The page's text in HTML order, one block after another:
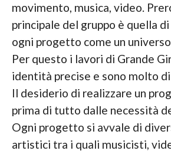
movimento, musica, video.
principale del gruppo è quella
ogni progetto come un
Per questo i lavori di Grande
identità precise e sono molto
Il desiderio di realizzare un
prima di tutto dalle necessità
Ogni progetto si avvale di
artistici tra i quali musicisti,